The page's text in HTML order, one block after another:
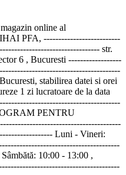
online al
PFA, --------------------------
str.
6 , Bucuresti ------------------
stabilirea datei si orei
1 zi lucratoare de la data
PENTRU
Luni - Vineri:
10:00 - 13:00 ,